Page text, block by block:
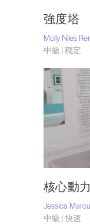
強度塔
Molly Niles
中級 | 穩定
核心動
Jessica
中級 | 快速